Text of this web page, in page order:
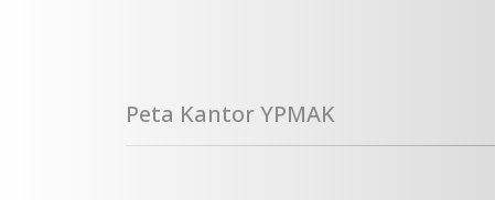
Peta Kantor YPMAK